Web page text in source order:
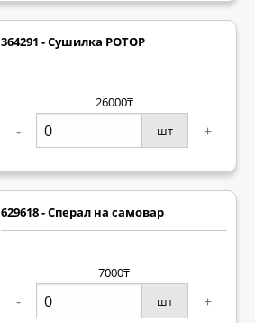
364291 - Сушилка РОТОР
26000₸
- шт +
629618 - Сперал на самовар
7000₸
- шт +